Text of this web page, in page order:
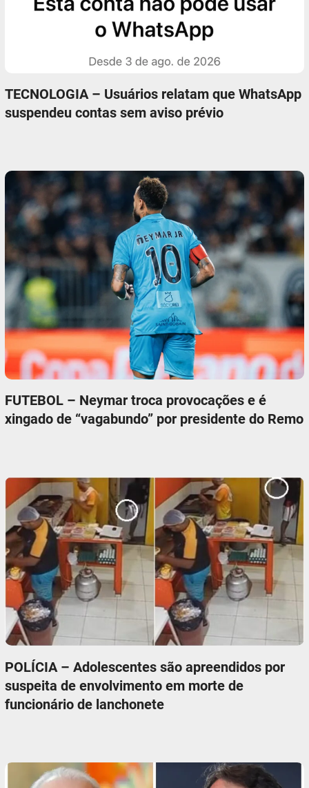
TECNOLOGIA – Usuários relatam que WhatsApp
suspendeu contas sem aviso prévio
FUTEBOL – Neymar troca provocações e é
xingado de “vagabundo” por presidente do Remo
POLÍCIA – Adolescentes são apreendidos por
suspeita de envolvimento em morte de
funcionário de lanchonete